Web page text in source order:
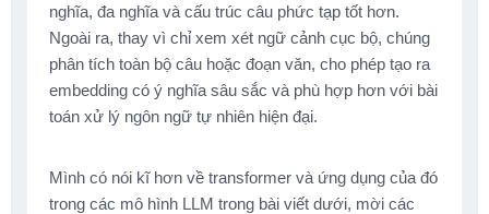
nghĩa, đa nghĩa và cấu trúc câu phức tạp tốt hơn.
Ngoài ra, thay vì chỉ xem xét ngữ cảnh cục bộ, chúng
phân tích toàn bộ câu hoặc đoạn văn, cho phép tạo ra
embedding có ý nghĩa sâu sắc và phù hợp hơn với bài
toán xử lý ngôn ngữ tự nhiên hiện đại.
Mình có nói kĩ hơn về transformer và ứng dụng của đó
trong các mô hình LLM trong bài viết dưới, mời các